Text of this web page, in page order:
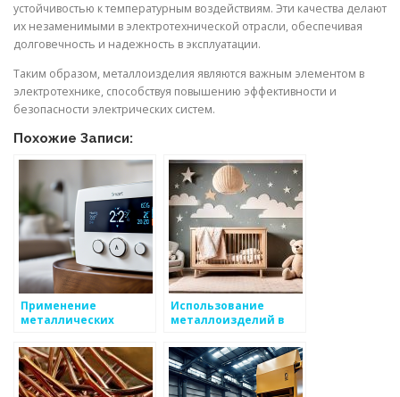
устойчивостью к температурным воздействиям. Эти качества делают
их незаменимыми в электротехнической отрасли, обеспечивая
долговечность и надежность в эксплуатации.
Таким образом, металлоизделия являются важным элементом в
электротехнике, способствуя повышению эффективности и
безопасности электрических систем.
Похожие Записи:
Применение
металлических
электротехнике
Использование
металлоизделий в